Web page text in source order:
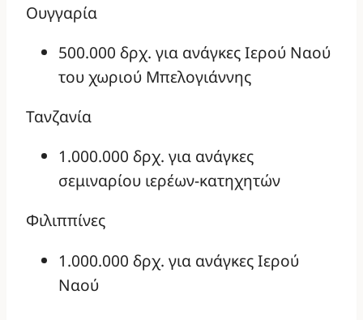
Ουγγαρία
500.000 δρχ. για ανάγκες Ιερού Ναού
του χωριού Μπελογιάννης
Τανζανία
1.000.000 δρχ. για ανάγκες
σεμιναρίου ιερέων-κατηχητών
Φιλιππίνες
1.000.000 δρχ. για ανάγκες Ιερού
Ναού